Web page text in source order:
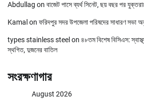
Abdullag on বাজেট পাসে ব্যর্থ সিনেট, ছয় বছর পর
Kamal on ফরিদপুর সদর উপজেলা পরিষদের সাধারণ সভা
types stainless steel on ৪৮তম বিশেষ বিসিএস:
স্থগিত, দুজনের বাতিল
সংরক্ষণাগার
August 2026